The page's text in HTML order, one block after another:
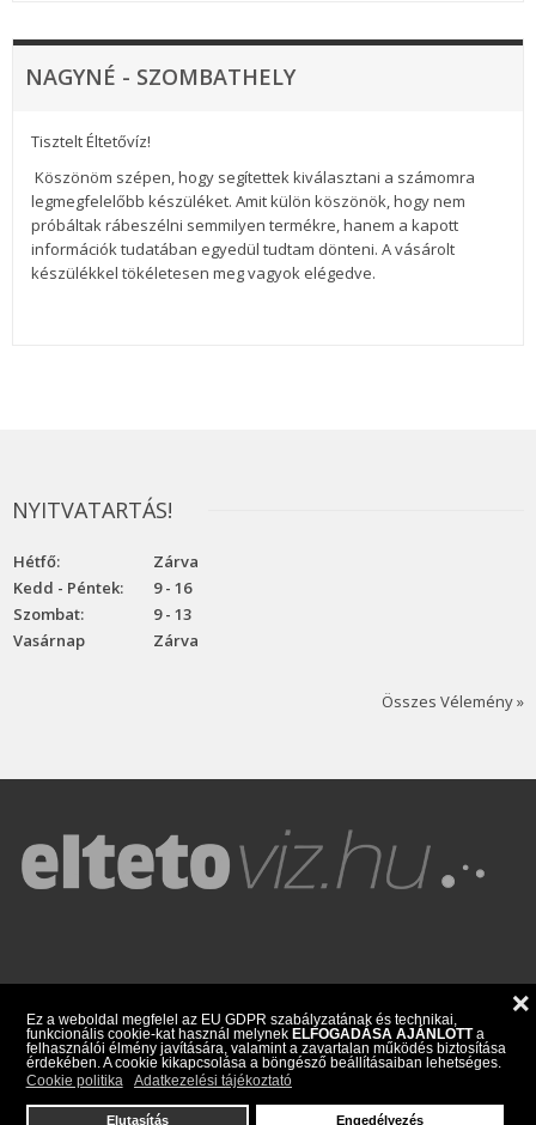
Ez a weboldal megfelel az EU GDPR szabályzatának és technikai,
funkcionális cookie-kat használ melynek ELFOGADÁSA AJÁNLOTTa
felhasználói élmény javítására, valamint a zavartalan működés biztosítása
érdekében. A cookie kikapcsolása a böngésző beállításaiban lehetséges.
Cookie politika
Adatkezelési tájékoztató
Elutasítás Engedélyezés
❌
NAGYNÉ - SZOMBATHELY
Tisztelt Éltetővíz!
Köszönöm szépen, hogy segítettek kiválasztani a számomra
legmegfelelőbb készüléket. Amit külön köszönök, hogy nem
próbáltak rábeszélni semmilyen termékre, hanem a kapott
információk tudatában egyedül tudtam dönteni. A vásárolt
készülékkel tökéletesen meg vagyok elégedve.
NYITVATARTÁS!
Hétfő:
Zárva
Kedd - Péntek:
9 - 16
Szombat:
9 - 13
Vasárnap
Zárva
Összes Vélemény »
Blog ÁSZF Üzlet/Kapcsolat
Választási segédlet
Adatkezelési Tájékoztató